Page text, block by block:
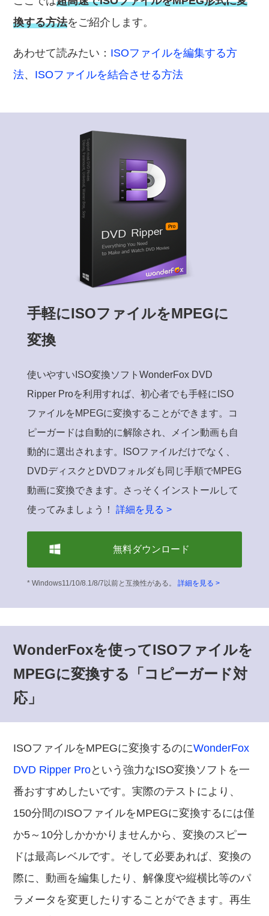
換する方法をご紹介します。
あわせて読みたい： ISOファイルを編集する方
法、 ISOファイルを結合させる方法
手軽にISOファイルをMPEGに
変換
使いやすいISO変換ソフトWonderFox DVD
Ripper Proを利用すれば、初心者でも手軽にISO
ファイルをMPEGに変換することができます。コ
ピーガードは自動的に解除され、メイン動画も自
動的に選出されます。ISOファイルだけでなく、
DVDディスクとDVDフォルダも同じ手順でMPEG
動画に変換できます。さっそくインストールして
使ってみましょう！ 詳細を見る >
無料ダウンロード
* Windows11/10/8.1/8/7以前と互換性がある。 詳細を見る >
WonderFoxを使ってISOファイルを
MPEGに変換する「コピーガード対
応」
ISOファイルをMPEGに変換するのにWonderFox
DVD Ripper Proという強力なISO変換ソフトを一
番おすすめしたいです。実際のテストにより、
150分間のISOファイルをMPEGに変換するには僅
か5～10分しかかかりませんから、変換のスピー
ドは最高レベルです。そして必要あれば、変換の
際に、動画を編集したり、解像度や縦横比等のパ
ラメータを変更したりすることができます。再生